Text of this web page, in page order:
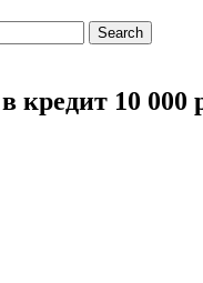
Search
в кредит 10